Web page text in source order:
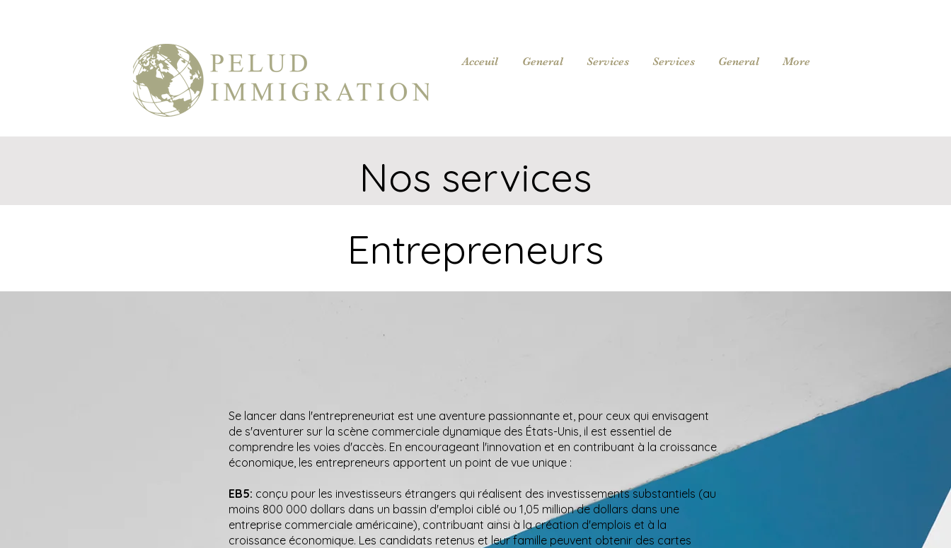
Acceuil General Services Services General More
Nos services
Entrepreneurs
Se lancer dans l'entrepreneuriat est une aventure passionnante et, pour ceux qui envisagent
de s'aventurer sur la scène commerciale dynamique des États-Unis, il est essentiel de
comprendre les voies d'accès. En encourageant l'innovation et en contribuant à la croissance
économique, les entrepreneurs apportent un point de vue unique :
EB5: conçu pour les investisseurs étrangers qui réalisent des investissements substantiels (au
moins 800 000 dollars dans un bassin d'emploi ciblé ou 1,05 million de dollars dans une
entreprise commerciale américaine), contribuant ainsi à la création d'emplois et à la
croissance économique. Les candidats retenus et leur famille peuvent obtenir des cartes